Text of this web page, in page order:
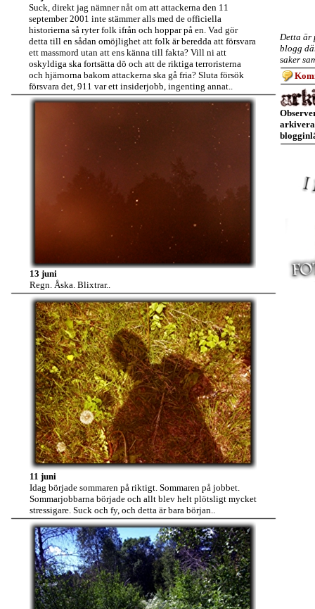
Suck, direkt jag nämner nåt om att attackerna den 11
september 2001 inte stämmer alls med de officiella
historierna så ryter folk ifrån och hoppar på en. Vad gör
detta till en sådan omöjlighet att folk är beredda att försvara
ett massmord utan att ens känna till fakta? Vill ni att
oskyldiga ska fortsätta dö och att de riktiga terroristerna
och hjärnorna bakom attackerna ska gå fria? Sluta försök
försvara det, 911 var ett insiderjobb, ingenting annat..
13 juni
Regn. Åska. Blixtrar..
11 juni
Idag började sommaren på riktigt. Sommaren på jobbet.
Sommarjobbarna började och allt blev helt plötsligt mycket
stressigare. Suck och fy, och detta är bara början..
Detta är
blogg
saker